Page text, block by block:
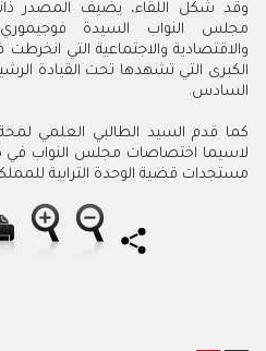
وقد شكل اللقاء، يضيف المصدر
مجلس النواب السيدة
والاقتصادية والاجتماعية التي
الكبرى التي تشهدها تحت القيادة
السادس.
كما قدم السيد الطالبي العلمي لمحة
مستجدات قضية الوحدة الترابية